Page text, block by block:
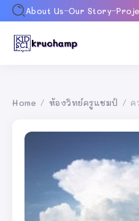
About Us Our Story
Home / ห้องวิทย์ครูแชมป์ / ค